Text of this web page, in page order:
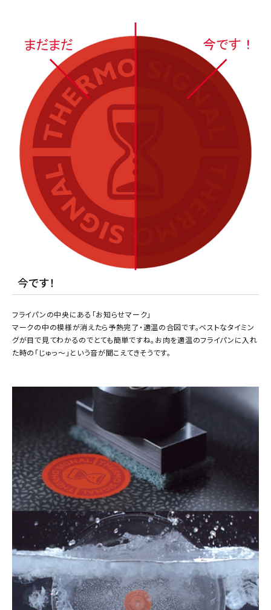
今です！
フライパンの中央にある「お知らせマーク」
マークの中の模様が消えたら予熱完了・適温の合図です。ベストなタイミン
グが目で見てわかるのでとても簡単ですね。お肉を適温のフライパンに入れ
た時の「じゅっ～」という音が聞こえてきそうです。